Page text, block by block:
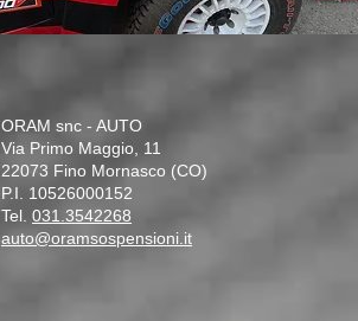
ORAM snc - AUTO
Via Primo Maggio, 11
22073 Fino Mornasco (CO)
P.I. 10526000152
Tel. 031.3542268
auto@oramsospensioni.it